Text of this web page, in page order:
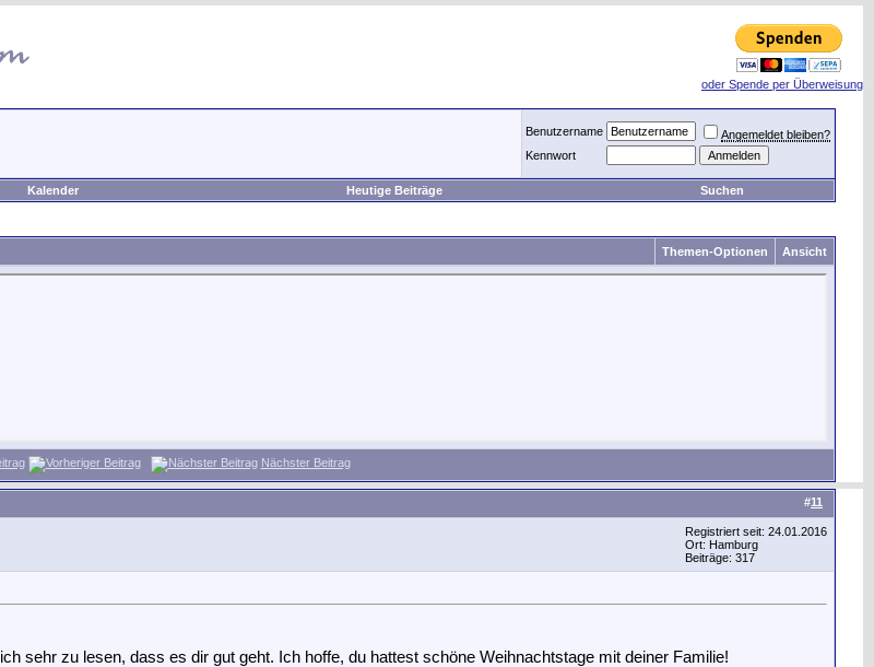
oder Spende per Überweisung
Benutzername
Angemeldet bleiben?
Kennwort
Kalender Heutige Beiträge Suchen
Themen-Optionen Ansicht
Nächster Beitrag
#11
Registriert seit: 24.01.2016
Ort: Hamburg
Beiträge: 317
sehr zu lesen, dass es dir gut geht. Ich hoffe, du hattest schöne Weihnachtstage mit deiner Familie!